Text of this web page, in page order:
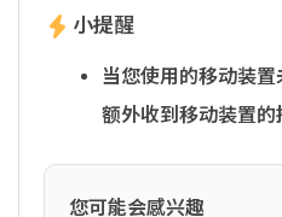
小提醒
当您使用的移动装
额外收到移动装置的
您可能会感兴趣